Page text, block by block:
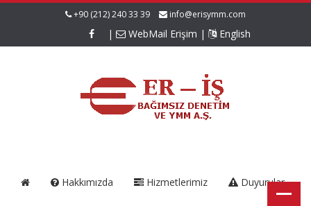
+90 (212) 240 33 39 info@erisymm.com
| WebMail Erişim | English
Hakkımızda Hizmetlerimiz Duyurular